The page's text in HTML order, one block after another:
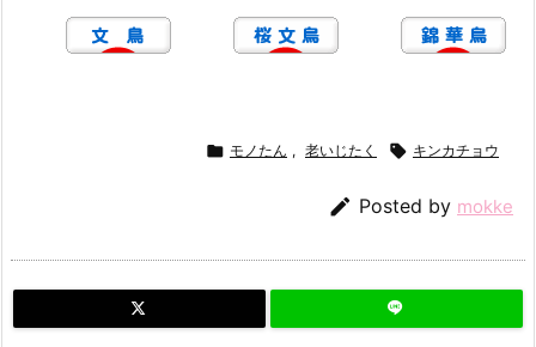
 モノたん , 老いじたく  キンカチョウ
 Posted by mokke